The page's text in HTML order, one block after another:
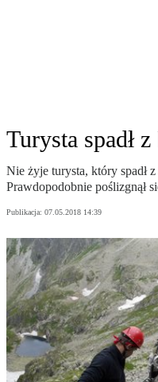
Turysta spadł
Nie żyje turysta, który spadł
Prawdopodobnie poślizgnął
Publikacja: 07.05.2018 14:39